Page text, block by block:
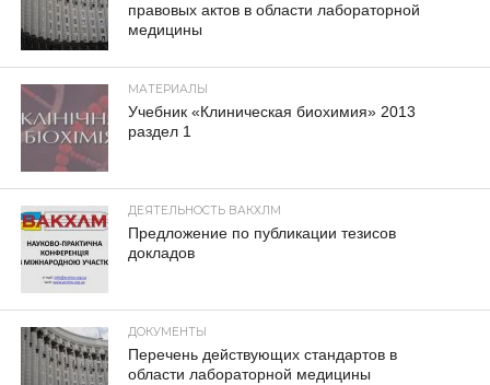
правовых актов в области лабораторной
медицины
МАТЕРИАЛЫ
Учебник «Клиническая биохимия» 2013
раздел 1
ДЕЯТЕЛЬНОСТЬ ВАКХЛМ
Предложение по публикации тезисов
докладов
ДОКУМЕНТЫ
Перечень действующих стандартов в
области лабораторной медицины